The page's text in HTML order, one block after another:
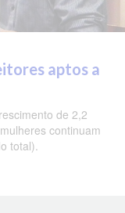
aptos a
de 2,2
continuam
total).